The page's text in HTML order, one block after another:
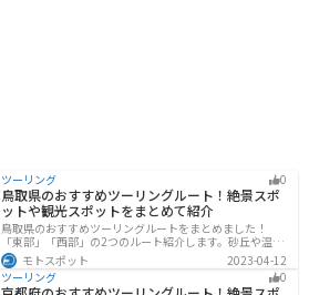
ツーリング 0
鳥取県のおすすめツーリングルート！絶景スポ
ットや観光スポットをまとめて紹介
鳥取県のおすすめツーリングルートをまとめました！
「東部」「西部」の2つのルート紹介します。砂丘や温泉
地、歴史ある城跡など魅力溢れるスポットが多数あるの
で楽しめます。バイクで鳥取県にツーリングに行く際は
参考にしてください。
モトスポット
2023-04-12
ツーリング
0